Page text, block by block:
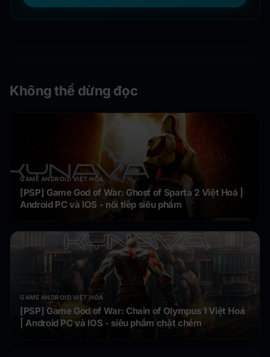
Không thể dừng đọc
GAME ANDROID VIỆT HÓA
[PSP] Game God of War: Ghost of Sparta 2 Việt Hoá |
Android PC và IOS - nối tiếp siêu phẩm
GAME ANDROID VIỆT HÓA
[PSP] Game God of War: Chain of Olympus 1 Việt Hoá
| Android PC và IOS - siêu phẩm chặt chém